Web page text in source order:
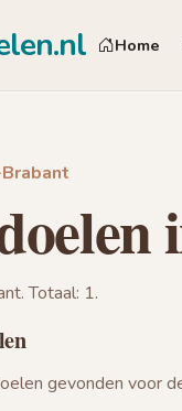
Home
Totaal: 1.
gevonden voor